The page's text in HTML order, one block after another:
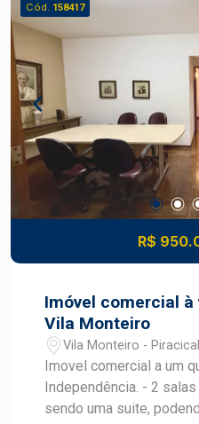
Cód. 158417
R$
Imóvel comercial à
Vila Monteiro
Vila Monteiro -
Imovel comercial a um
Independência. - 2 salas amplas - 3 quartos
sendo uma suite,